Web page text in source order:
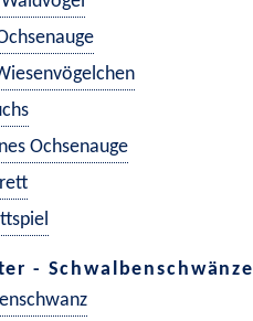
Ochsenauge
- Schwalbenschwänze